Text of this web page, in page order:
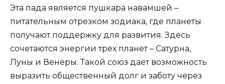
Эта пада является пушкара навамшей –
питательным отрезком зодиака, где планеты
получают поддержку для развития. Здесь
сочетаются энергии трех планет – Сатурна,
Луны и Венеры. Такой союз дает возможность
выразить общественный долг и заботу через